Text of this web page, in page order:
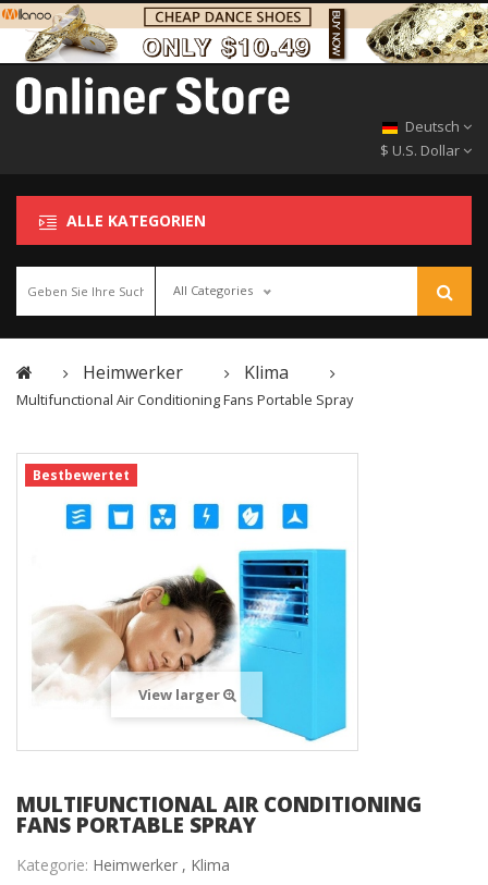
Deutsch
$ U.S. Dollar
ALLE KATEGORIEN
All Categories
Heimwerker Klima
Multifunctional Air Conditioning Fans Portable Spray
Bestbewertet
View larger
MULTIFUNCTIONAL AIR CONDITIONING
FANS PORTABLE SPRAY
Kategorie: Heimwerker , Klima